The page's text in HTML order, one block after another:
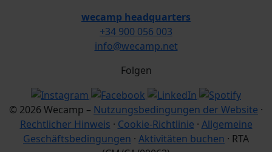
wecamp headquarters
+34 900 056 003
info@wecamp.net
Folgen
© 2026 Wecamp – Nutzungsbedingungen der Website ·
Rechtlicher Hinweis · Cookie-Richtlinie · Allgemeine
Geschäftsbedingungen · Aktivitäten buchen · RTA